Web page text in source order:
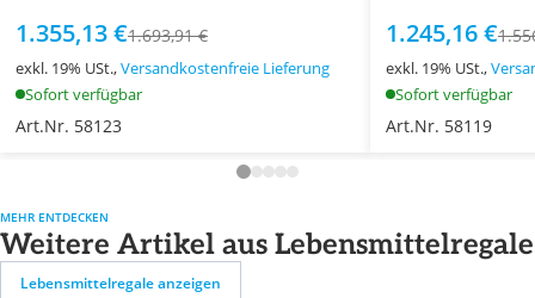
1.355,13 €1.693,91 €
exkl. 19% USt.,Versandkostenfreie Lieferung
Sofort verfügbar
Art.Nr. 58123
1.245,16 €
exkl. 19% USt.,
Sofort verfügbar
Art.Nr. 58119
MEHR ENTDECKEN
Weitere Artikel aus Lebensmittelregale
Lebensmittelregale anzeigen